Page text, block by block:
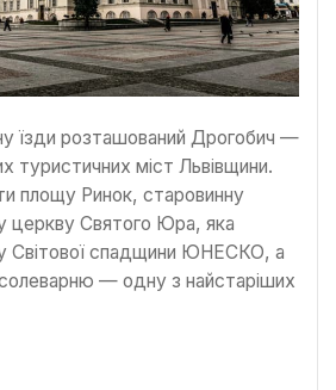
їзди розташований Дрогобич —
туристичних міст Львівщини.
площу Ринок, старовинну
церкву Святого Юра, яка
Світової спадщини ЮНЕСКО, а
— одну з найстаріших